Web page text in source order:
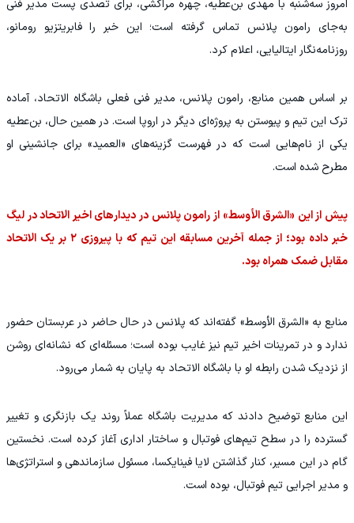
امروز سه‌شنبه با مهدی بن‌عطیه، چهره مراکشی، برای تصدی پست مدیر فنی
به‌جای رامون پلانس تماس گرفته است؛ این خبر را فابریتزیو رومانو،
روزنامه‌نگار ایتالیایی، اعلام کرد.
بر اساس همین منابع، رامون پلانس، مدیر فنی فعلی باشگاه الاتحاد، آماده
ترک این تیم و پیوستن به پروژه‌ای دیگر در اروپا است. در همین حال، بن‌عطیه
یکی از نام‌هایی است که در فهرست گزینه‌های «العمید» برای جانشینی او
مطرح شده است.
پیش از این «الشرق الأوسط» از رامون پلانس در دیدارهای اخیر الاتحاد در لیگ
خبر داده بود؛ از جمله آخرین مسابقه این تیم که با پیروزی ۲ بر یک الاتحاد
مقابل ضمک همراه بود.
منابع به «الشرق الأوسط» گفته‌اند که پلانس در حال حاضر در عربستان حضور
ندارد و در تمرینات اخیر تیم نیز غایب بوده است؛ مسئله‌ای که نشانه‌ای روشن
از نزدیک شدن رابطه او با باشگاه الاتحاد به پایان به شمار می‌رود.
این منابع توضیح دادند که مدیریت باشگاه عملاً روند یک بازنگری و تغییر
گسترده را در سطح تیم‌های فوتبال و ساختار اداری آغاز کرده است. نخستین
گام در این مسیر، کنار گذاشتن لایا فینایکسا، مسئول سازماندهی و استراتژی‌ها
و مدیر اجرایی تیم فوتبال، بوده است.